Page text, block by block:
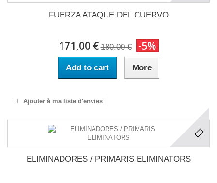
FUERZA ATAQUE DEL CUERVO
171,00 € 180,00 € -5%
Add to cart More
Ajouter à ma liste d'envies
ELIMINADORES / PRIMARIS ELIMINATORS